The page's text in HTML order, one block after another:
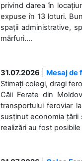
privind darea în
expuse în 13 loturi.
spații administrative,
mărfuri....
31.07.2026
Mesaj de
Stimați colegi, dragi
Căii Ferate din
transportului feroviar
susținut economia țării
realizări au fost